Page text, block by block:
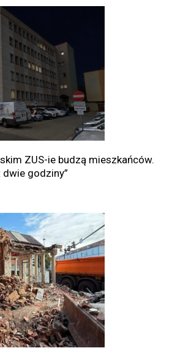
ZUS-ie budzą mieszkańców.
godziny”